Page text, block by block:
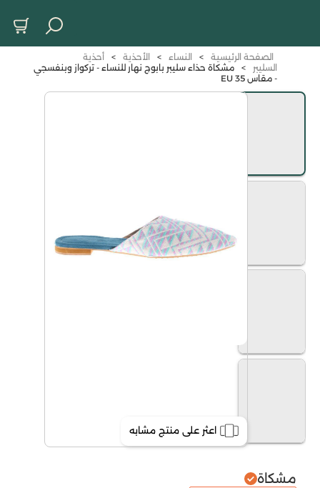
الصفحة الرئيسية > النساء > الأحذية >
أحذية
السليبر
>
مشكاة حذاء سليبر بابوج نهار للنساء - تركواز وبنفسجي
- مقاس 35 EU
اعثر على منتج مشابه
مشكاة